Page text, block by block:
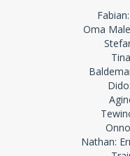
Oma
Nathan: